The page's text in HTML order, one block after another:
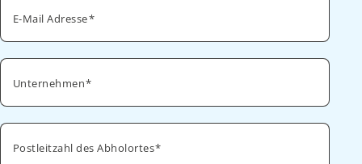
E-Mail Adresse
Unternehmen
Postleitzahl des Abholortes